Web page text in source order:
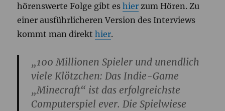
hörenswerte Folge gibt eshier zum Hören. Zu
einer ausführlicheren Version des Interviews
kommt man direkthier.
„100 Millionen Spieler und unendlich
viele Klötzchen: Das Indie-Game
„Minecraft“ ist das erfolgreichste
Computerspiel ever. Die Spielwiese